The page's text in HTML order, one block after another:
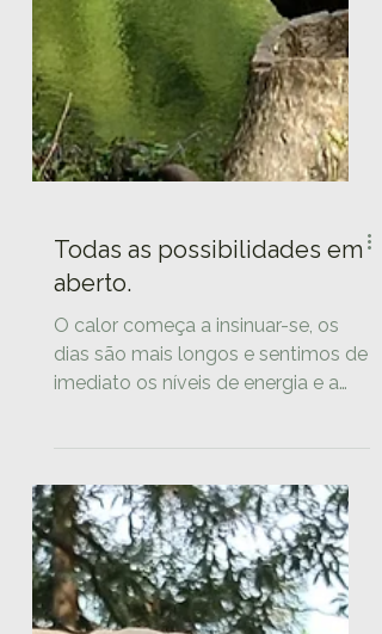
Todas as possibilidades em
aberto.
O calor começa a insinuar-se, os
dias são mais longos e sentimos de
tom.